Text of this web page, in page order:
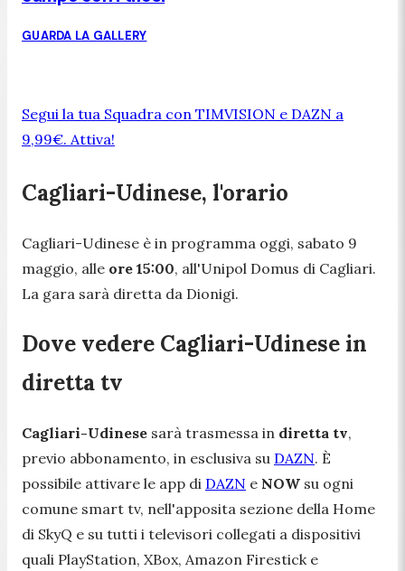
GUARDA LA GALLERY
Segui la tua Squadra con TIMVISION e DAZN a
9,99€. Attiva!
Cagliari-Udinese, l'orario
Cagliari-Udinese è in programma oggi, sabato 9
maggio, alle ore 15:00, all'Unipol Domus di Cagliari.
La gara sarà diretta da Dionigi.
Dove vedere Cagliari-Udinese in
diretta tv
Cagliari-Udinese sarà trasmessa in diretta tv,
previo abbonamento, in esclusiva su DAZN. È
possibile attivare le app di DAZN e NOW su ogni
comune smart tv, nell'apposita sezione della Home
di SkyQ e su tutti i televisori collegati a dispositivi
quali PlayStation, XBox, Amazon Firestick e